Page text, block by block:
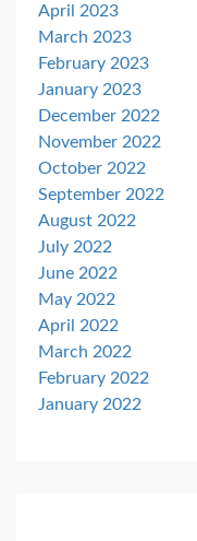
April 2023
March 2023
February 2023
January 2023
December 2022
November 2022
October 2022
September 2022
August 2022
July 2022
June 2022
May 2022
April 2022
March 2022
February 2022
January 2022